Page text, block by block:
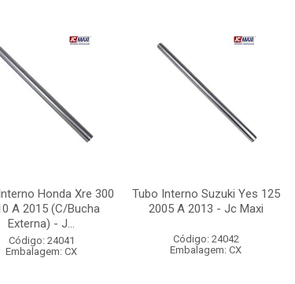
Honda Xre 300
A 2015 (C/Bucha
Externa) - J...
Código: 24041
Embalagem: CX
Tubo Interno Suzuki Yes 125
2005 A 2013 - Jc Maxi
Código: 24042
Embalagem: CX